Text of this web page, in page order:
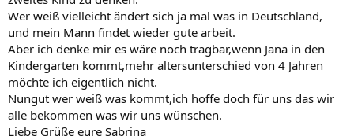
Wer weiß vielleicht ändert sich ja mal was in Deutschland,
und mein Mann findet wieder gute arbeit.
Aber ich denke mir es wäre noch tragbar,wenn Jana in den
Kindergarten kommt,mehr altersunterschied von 4 Jahren
möchte ich eigentlich nicht.
Nungut wer weiß was kommt,ich hoffe doch für uns das wir
alle bekommen was wir uns wünschen.
Liebe Grüße eure Sabrina